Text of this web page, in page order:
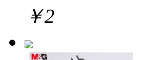
￥2